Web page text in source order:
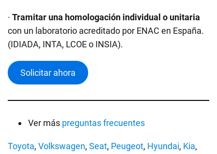
· Tramitar una homologación individual o unitaria
con un laboratorio acreditado por ENAC en España.
(IDIADA, INTA, LCOE o INSIA).
Solicitar ahora
Ver más preguntas frecuentes
Toyota, Volkswagen, Seat, Peugeot, Hyundai, Kia,